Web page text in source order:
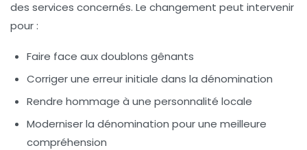
des services concernés. Le changement peut intervenir
pour :
Faire face aux doublons gênants
Corriger une erreur initiale dans la dénomination
Rendre hommage à une personnalité locale
Moderniser la dénomination pour une meilleure
compréhension